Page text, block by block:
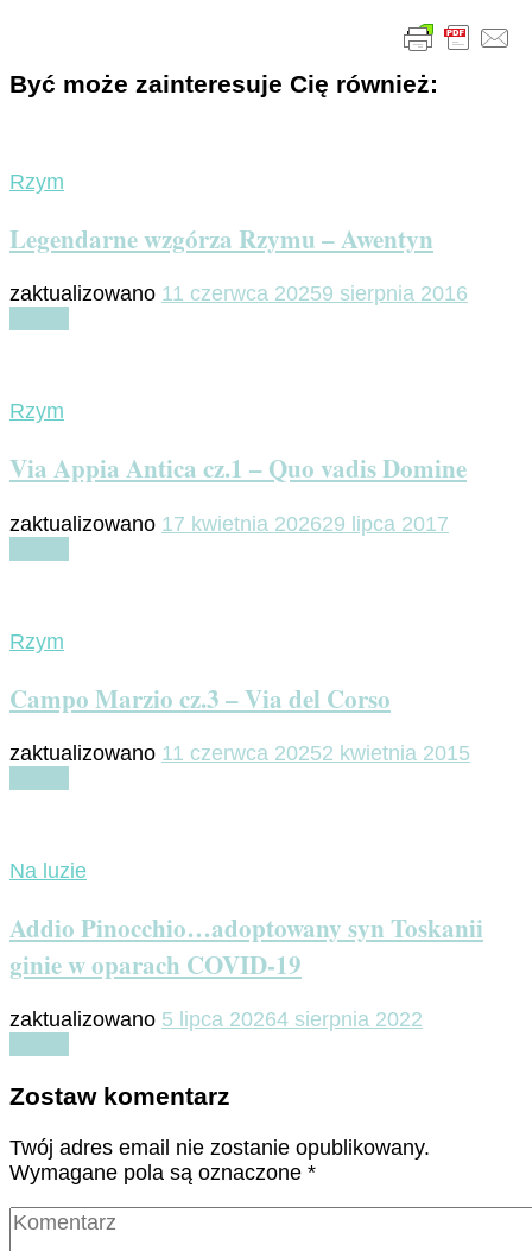
Być może zainteresuje Cię również:
Rzym
Legendarne wzgórza Rzymu – Awentyn
zaktualizowano 11 czerwca 20259 sierpnia 2016
Rzym
Via Appia Antica cz.1 – Quo vadis Domine
zaktualizowano 17 kwietnia 202629 lipca 2017
Rzym
Campo Marzio cz.3 – Via del Corso
zaktualizowano 11 czerwca 20252 kwietnia 2015
Na luzie
Addio Pinocchio…adoptowany syn Toskanii
ginie w oparach COVID-19
zaktualizowano 5 lipca 20264 sierpnia 2022
Zostaw komentarz
Twój adres email nie zostanie opublikowany.
Wymagane pola są oznaczone *